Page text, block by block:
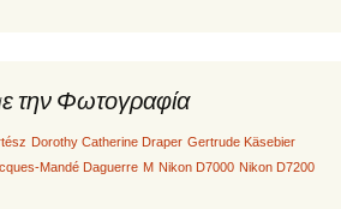
την Φωτογραφία
Dorothy Catherine Draper Gertrude Käsebier
Mandé Daguerre M Nikon D7000 Nikon D7200